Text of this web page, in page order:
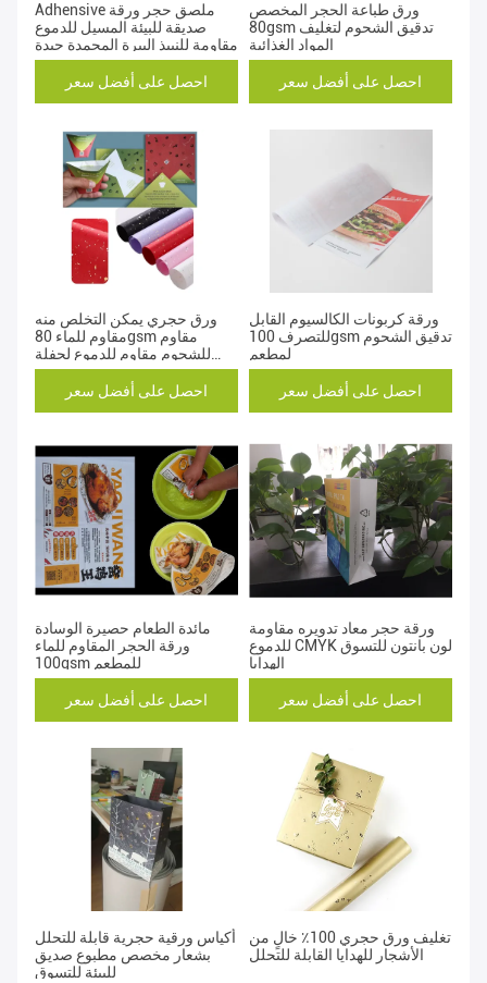
Adhensive ملصق حجر ورقة
صديقة للبيئة المسيل للدموع
مقاومة للنبيذ البيرة المجمدة جيدة
احصل على أفضل سعر
ورق طباعة الحجر المخصص
80gsm تدقيق الشحوم لتغليف
المواد الغذائية
احصل على أفضل سعر
ورق حجري يمكن التخلص منه
مقاوم للماء 80gsm مقاوم
للشحوم مقاوم للدموع لحفلة
عشاء
احصل على أفضل سعر
ورقة كربونات الكالسيوم القابل
للتصرف 100gsm تدقيق الشحوم
لمطعم
احصل على أفضل سعر
مائدة الطعام حصيرة الوسادة
ورقة الحجر المقاوم للماء
100gsm للمطعم
احصل على أفضل سعر
ورقة حجر معاد تدويره مقاومة
للدموع CMYK لون بانتون للتسوق
الهدايا
احصل على أفضل سعر
أكياس ورقية حجرية قابلة للتحلل
بشعار مخصص مطبوع صديق
للبيئة للتسوق
تغليف ورق حجري 100٪ خالٍ من
الأشجار للهدايا القابلة للتحلل